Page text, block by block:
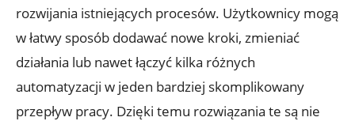
rozwijania istniejących procesów.⁢ Użytkownicy mogą
w łatwy sposób dodawać nowe kroki, zmieniać
działania lub nawet łączyć kilka‍ różnych⁣
automatyzacji​ w jeden bardziej skomplikowany
przepływ pracy. Dzięki temu rozwiązania te są nie